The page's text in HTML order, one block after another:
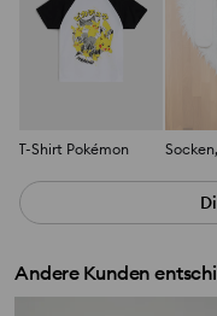
T-Shirt Pokémon
Andere Kunden